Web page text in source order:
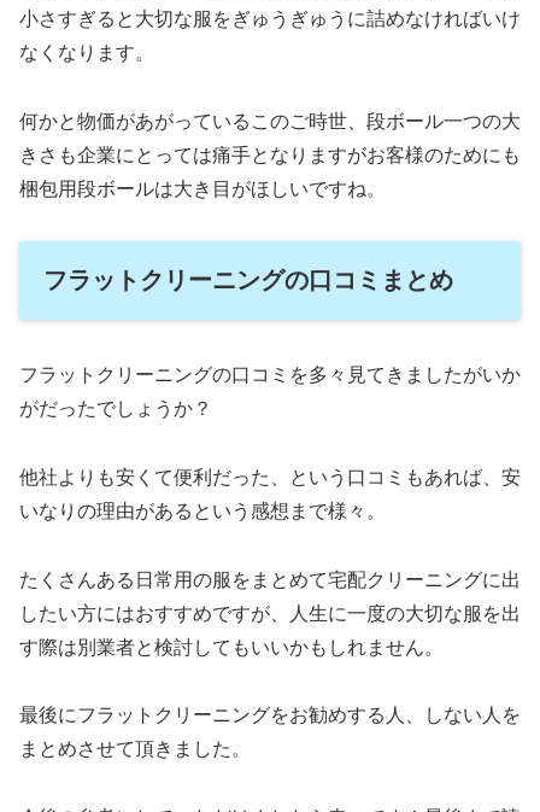
小さすぎると大切な服をぎゅうぎゅうに詰めなければいけ
なくなります。
何かと物価があがっているこのご時世、段ボール一つの大
きさも企業にとっては痛手となりますがお客様のためにも
梱包用段ボールは大き目がほしいですね。
フラットクリーニングの口コミまとめ
フラットクリーニングの口コミを多々見てきましたがいか
がだったでしょうか？
他社よりも安くて便利だった、という口コミもあれば、安
いなりの理由があるという感想まで様々。
たくさんある日常用の服をまとめて宅配クリーニングに出
したい方にはおすすめですが、人生に一度の大切な服を出
す際は別業者と検討してもいいかもしれません。
最後にフラットクリーニングをお勧めする人、しない人を
まとめさせて頂きました。